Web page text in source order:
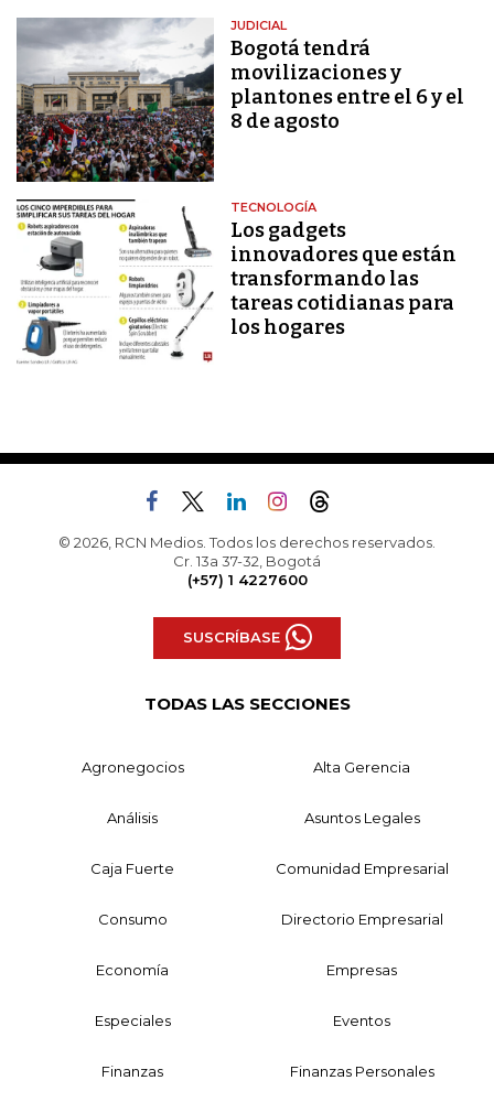
JUDICIAL
Bogotá tendrá
movilizaciones y
plantones entre el 6 y el
8 de agosto
TECNOLOGÍA
Los gadgets
innovadores que están
transformando las
tareas cotidianas para
los hogares
© 2026, RCN Medios. Todos los derechos reservados.
Cr. 13a 37-32, Bogotá
(+57) 1 4227600
SUSCRÍBASE
TODAS LAS SECCIONES
Agronegocios Alta Gerencia
Análisis Asuntos Legales
Caja Fuerte Comunidad Empresarial
Consumo Directorio Empresarial
Economía Empresas
Especiales Eventos
Finanzas Finanzas Personales